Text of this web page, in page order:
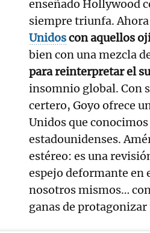
enseñado Hollywood
siempre triunfa.
Unidoscon aquellos
bien con una mezcla
para reinterpretar el
insomnio global. Con
certero, Goyo ofrece
Unidos que
estadounidenses.
estéreo: es una
espejo deformante en
nosotros mismos…
ganas de